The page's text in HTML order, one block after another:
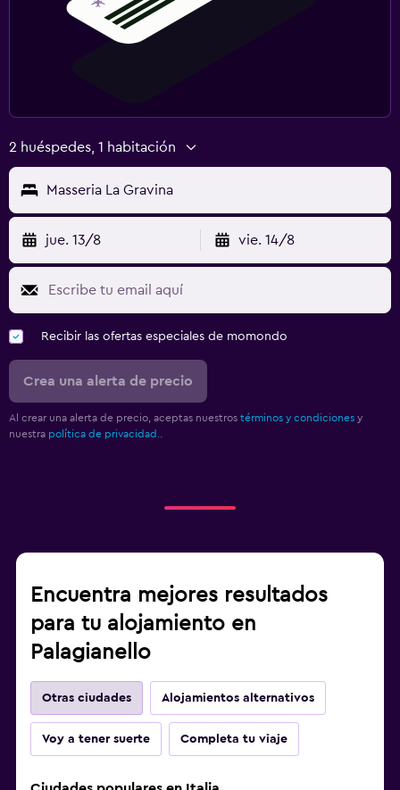
2 huéspedes, 1 habitación
Masseria La Gravina
jue. 13/8 vie. 14/8
Recibir las ofertas especiales de momondo
Crea una alerta de precio
Al crear una alerta de precio, aceptas nuestros términos y condiciones y
nuestra política de privacidad.
Encuentra mejores resultados
para tu alojamiento en
Palagianello
Otras ciudades Alojamientos alternativos
Voy a tener suerte Completa tu viaje